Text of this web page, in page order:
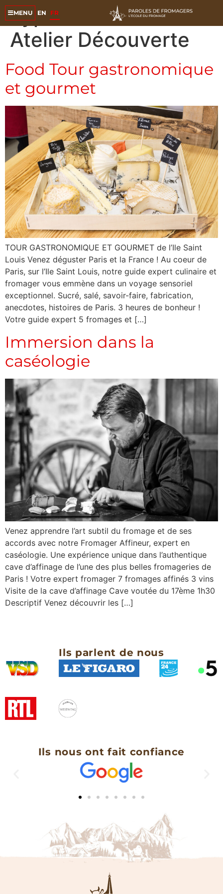
MENU EN FR
Type d'atelier :
Atelier Découverte
Food Tour gastronomique
et gourmet
TOUR GASTRONOMIQUE ET GOURMET de l’Ile Saint
Louis Venez déguster Paris et la France ! Au coeur de
Paris, sur l’Ile Saint Louis, notre guide expert culinaire et
fromager vous emmène dans un voyage sensoriel
exceptionnel. Sucré, salé, savoir-faire, fabrication,
anecdotes, histoires de Paris. 3 heures de bonheur !
Votre guide expert 5 fromages et […]
Immersion dans la
caséologie
Venez apprendre l’art subtil du fromage et de ses
accords avec notre Fromager Affineur, expert en
caséologie. Une expérience unique dans l’authentique
cave d’affinage de l’une des plus belles fromageries de
Paris ! Votre expert fromager 7 fromages affinés 3 vins
Visite de la cave d’affinage Cave voutée du 17ème 1h30
Descriptif Venez découvrir les […]
Ils parlent de nous
Ils nous ont fait confiance